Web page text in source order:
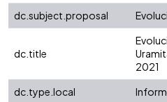
dc.subject.proposal
dc.title
2021
dc.type.local